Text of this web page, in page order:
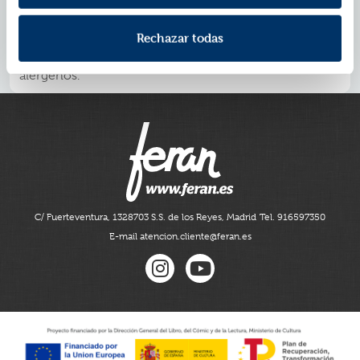
Rechazar todas
Se elimina fácilmente con una toallita o con agua y
No contiene parabenos y está libre de los principales
alérgenos.
C/ Fuerteventura, 1328703 S.S. de los Reyes, Madrid Tel. 916597350
E-mail atencion.cliente@feran.es